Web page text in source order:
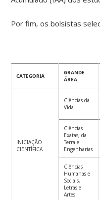
Por fim, os bolsistas
CATEGORIA
GRANDE
ÁREA
INICIAÇÃO
CIENTÍFICA
Ciências da
Vida
Ciências
Exatas, da
Terra e
Engenharias
Ciências
Humanas e
Sociais,
Letras e
Artes